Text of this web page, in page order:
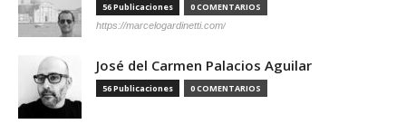
56 Publicaciones 0 COMENTARIOS
https://marcelogardinetti.com/
José del Carmen Palacios Aguilar
56 Publicaciones 0 COMENTARIOS